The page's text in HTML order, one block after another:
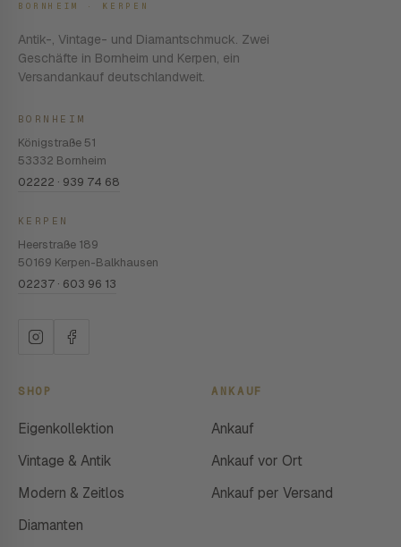
BORNHEIM · KERPEN
Antik-, Vintage- und Diamantschmuck. Zwei
Geschäfte in Bornheim und Kerpen, ein
Versandankauf deutschlandweit.
BORNHEIM
Königstraße 51
53332 Bornheim
02222 · 939 74 68
KERPEN
Heerstraße 189
50169 Kerpen-Balkhausen
02237 · 603 96 13
SHOP
Eigenkollektion
Vintage & Antik
Modern & Zeitlos
Diamanten
ANKAUF
Ankauf
Ankauf vor Ort
Ankauf per Versand